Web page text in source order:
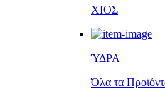
ΧΙΟΣ
ΎΔΡΑ
Όλα τα